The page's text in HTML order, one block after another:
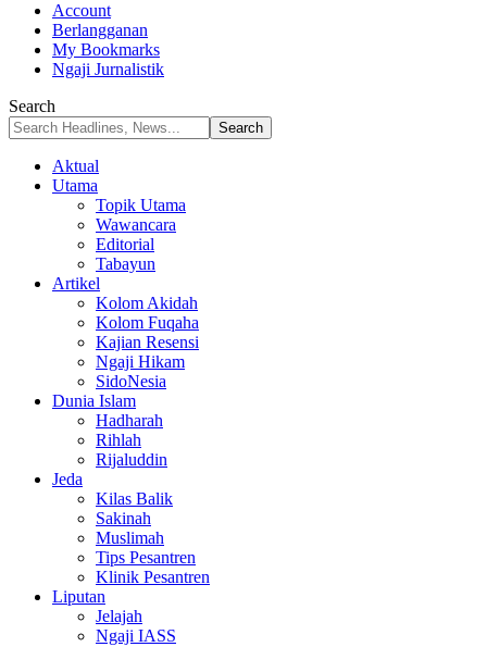
Account
Berlangganan
My Bookmarks
Ngaji Jurnalistik
Search
Aktual
Utama
Topik Utama
Wawancara
Editorial
Tabayun
Artikel
Kolom Akidah
Kolom Fuqaha
Kajian Resensi
Ngaji Hikam
SidoNesia
Dunia Islam
Hadharah
Rihlah
Rijaluddin
Jeda
Kilas Balik
Sakinah
Muslimah
Tips Pesantren
Klinik Pesantren
Liputan
Jelajah
Ngaji IASS